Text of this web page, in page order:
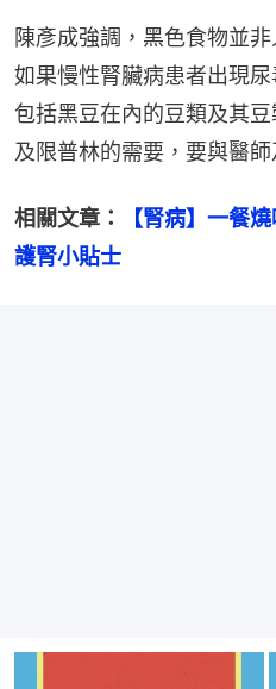
陳彥成強調，黑色食物並
如果慢性腎臟病患者出現
包括黑豆在內的豆類及其
及限普林的需要，要與醫師
相關文章：
【腎病】一餐
護腎小貼士